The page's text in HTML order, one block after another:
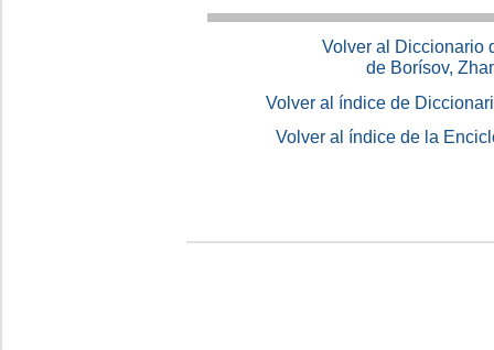
Volver al Diccionario
de Borísov,
Volver al índice de
Volver al índice de la